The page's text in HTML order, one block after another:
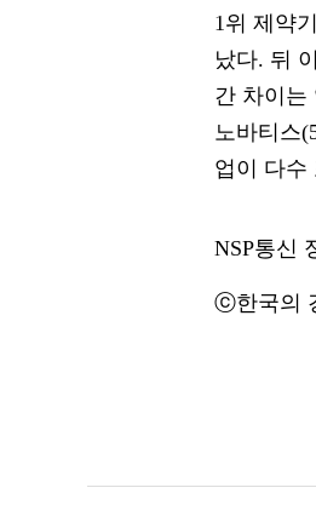
1위 제약
났다. 뒤
간 차이는
노바티스
업이 다수
NSP통신
ⓒ한국의